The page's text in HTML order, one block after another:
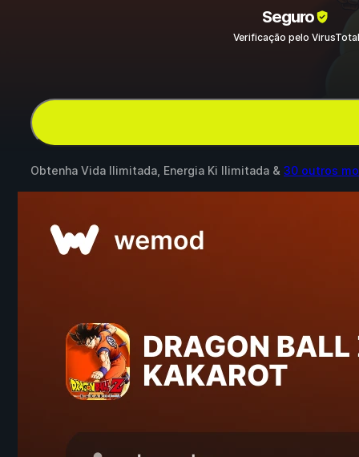
Seguro
Verificação pelo VirusTotal
Obtenha Vida Ilimitada, Energia Ki Ilimitada & 30 outros